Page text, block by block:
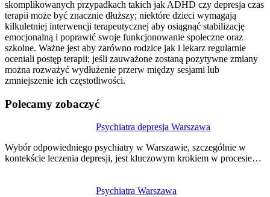
skomplikowanych przypadkach takich jak ADHD czy depresja czas
terapii może być znacznie dłuższy; niektóre dzieci wymagają
kilkuletniej interwencji terapeutycznej aby osiągnąć stabilizację
emocjonalną i poprawić swoje funkcjonowanie społeczne oraz
szkolne. Ważne jest aby zarówno rodzice jak i lekarz regularnie
oceniali postęp terapii; jeśli zauważone zostaną pozytywne zmiany
można rozważyć wydłużenie przerw między sesjami lub
zmniejszenie ich częstotliwości.
Polecamy zobaczyć
Psychiatra depresja Warszawa
Wybór odpowiedniego psychiatry w Warszawie, szczególnie w
kontekście leczenia depresji, jest kluczowym krokiem w procesie…
Psychiatra Warszawa
wpisu